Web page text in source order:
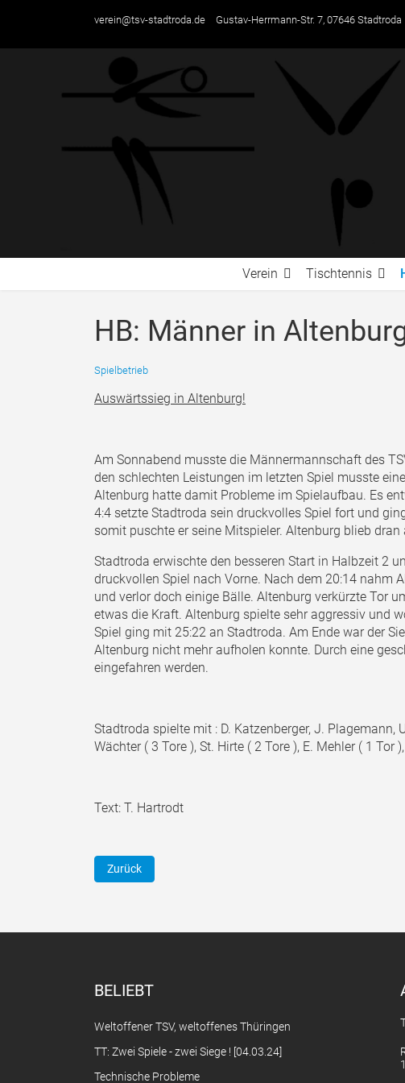
verein@tsv-stadtroda.de Gustav-Herrmann-Str. 7, 07646 Stadtroda
Verein Tischtennis
HB: Männer in
Spielbetrieb
Auswärtssieg in Altenburg!
Am Sonnabend musste die Männermannschaft des
den schlechten Leistungen im letzten Spiel musste
Altenburg hatte damit Probleme im Spielaufbau. Es
4:4 setzte Stadtroda sein druckvolles Spiel fort und
somit puschte er seine Mitspieler. Altenburg blieb
Stadtroda erwischte den besseren Start in Halbzeit 2
druckvollen Spiel nach Vorne. Nach dem 20:14 nahm
und verlor doch einige Bälle. Altenburg verkürzte Tor
etwas die Kraft. Altenburg spielte sehr aggressiv und
Spiel ging mit 25:22 an Stadtroda. Am Ende war der
Altenburg nicht mehr aufholen konnte. Durch eine
eingefahren werden.
Stadtroda spielte mit : D. Katzenberger, J. Plagemann,
Wächter ( 3 Tore ), St. Hirte ( 2 Tore ), E. Mehler ( 1 Tor
Text: T. Hartrodt
Vorheriger Beitrag: HB: TSV Jugend triumphiert
Zurück
BELIEBT
Weltoffener TSV, weltoffenes Thüringen
TT: Zwei Spiele - zwei Siege ! [04.03.24]
Technische Probleme